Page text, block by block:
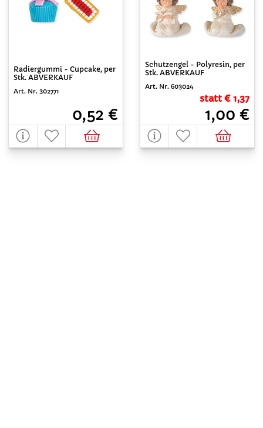
Radiergummi - Cupcake, per
Stk. ABVERKAUF
Art. Nr. 302771
0,52 €
Schutzengel - Polyresin, per
Stk. ABVERKAUF
Art. Nr. 603024
statt € 1,37
1,00 €